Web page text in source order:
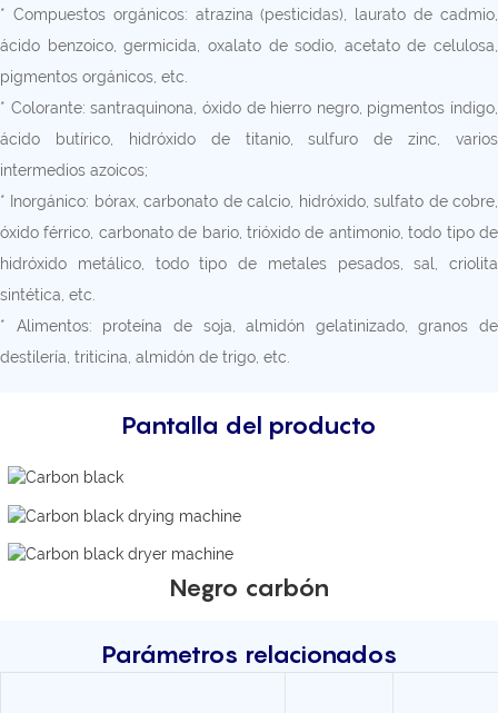
* Compuestos orgánicos: atrazina (pesticidas), laurato de cadmio,
ácido benzoico, germicida, oxalato de sodio, acetato de celulosa,
pigmentos orgánicos, etc.
* Colorante: santraquinona, óxido de hierro negro, pigmentos índigo,
ácido butírico, hidróxido de titanio, sulfuro de zinc, varios
intermedios azoicos;
* Inorgánico: bórax, carbonato de calcio, hidróxido, sulfato de cobre,
óxido férrico, carbonato de bario, trióxido de antimonio, todo tipo de
hidróxido metálico, todo tipo de metales pesados, sal, criolita
sintética, etc.
* Alimentos: proteína de soja, almidón gelatinizado, granos de
destilería, triticina, almidón de trigo, etc.
Pantalla del producto
Negro carbón
Parámetros relacionados